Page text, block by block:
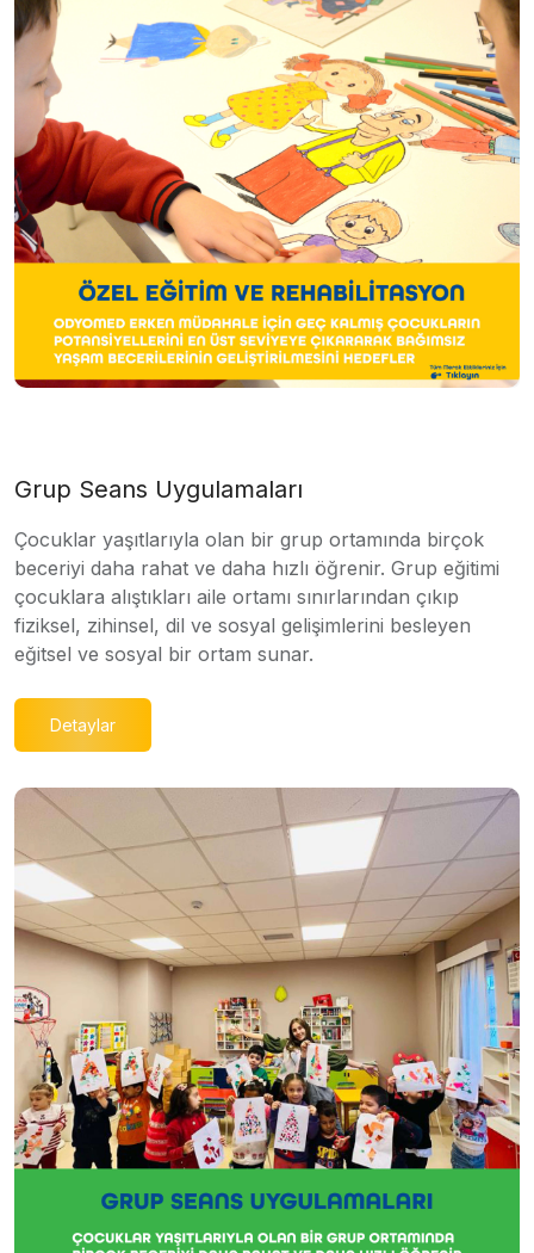
Grup Seans Uygulamaları
Çocuklar yaşıtlarıyla olan bir grup ortamında birçok
beceriyi daha rahat ve daha hızlı öğrenir. Grup eğitimi
çocuklara alıştıkları aile ortamı sınırlarından çıkıp
fiziksel, zihinsel, dil ve sosyal gelişimlerini besleyen
eğitsel ve sosyal bir ortam sunar.
Detaylar